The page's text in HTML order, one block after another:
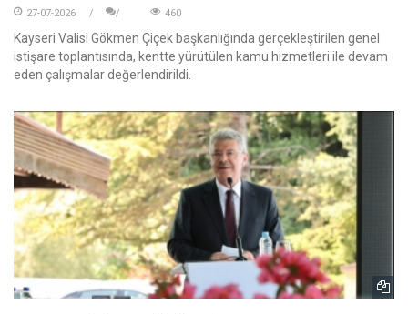
27-07-2026 460
Kayseri Valisi Gökmen Çiçek başkanlığında gerçekleştirilen genel
istişare toplantısında, kentte yürütülen kamu hizmetleri ile devam
eden çalışmalar değerlendirildi.